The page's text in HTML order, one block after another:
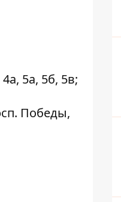
5а, 5б, 5в;
Победы,